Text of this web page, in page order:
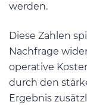
werden.
Diese Zahlen
Nachfrage
operative
durch den
Ergebnis